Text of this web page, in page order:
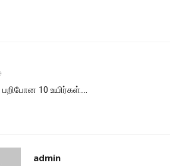
10 உயிர்கள்….
admin